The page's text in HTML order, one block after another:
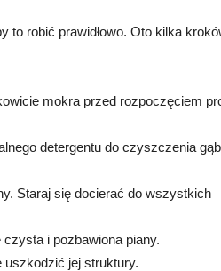
to robić prawidłowo. Oto kilka
mokra przed rozpoczęciem
detergentu do czyszczenia
Staraj się docierać do wszystkich
czysta i pozbawiona piany.
uszkodzić jej struktury.